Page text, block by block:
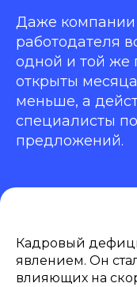
Даже
работодателя
одной и той же
открыты
меньше, а
специалисты
предложений.
Кадровый
явлением. Он
влияющих на